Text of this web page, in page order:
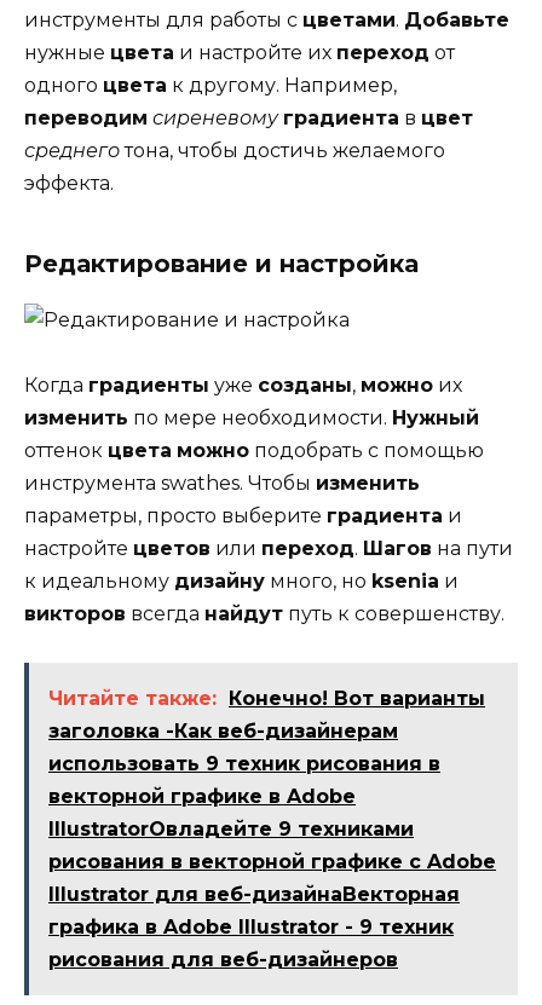
инструменты для работы с цветами. Добавьте
нужные цвета и настройте их переход от
одного цвета к другому. Например,
переводим сиреневому градиента в цвет
среднеготона, чтобы достичь желаемого
эффекта.
Редактирование и настройка
Когда градиенты уже созданы, можно их
изменить по мере необходимости. Нужный
оттенок цвета можно подобрать с помощью
инструмента swathes. Чтобы изменить
параметры, просто выберите градиента и
настройте цветов или переход. Шагов на пути
к идеальному дизайну много, но ksenia и
викторов всегда найдут путь к совершенству.
Читайте также:
Конечно! Вот варианты
заголовка -Как веб-дизайнерам
использовать 9 техник рисования в
векторной графике в Adobe
IllustratorОвладейте 9 техниками
рисования в векторной графике с Adobe
Illustrator для веб-дизайнаВекторная
графика в Adobe Illustrator - 9 техник
рисования для веб-дизайнеров